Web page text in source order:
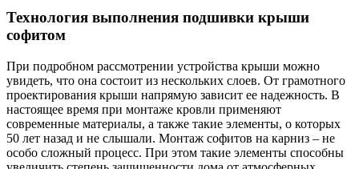
Технология выполнения подшивки крыши
софитом
При подробном рассмотрении устройства крыши можно
увидеть, что она состоит из нескольких слоев. От грамотного
проектирования крыши напрямую зависит ее надежность. В
настоящее время при монтаже кровли применяют
современные материалы, а также такие элементы, о которых
50 лет назад и не слышали. Монтаж софитов на карниз – не
особо сложный процесс. При этом такие элементы способны